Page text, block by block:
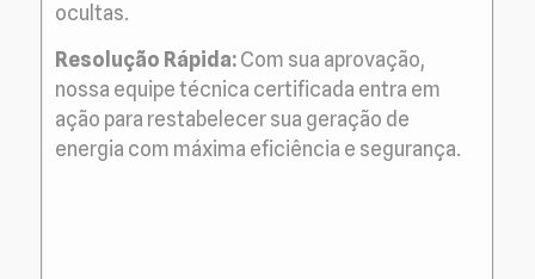
ocultas.
Resolução Rápida: Com sua aprovação,
nossa equipe técnica certificada entra em
ação para restabelecer sua geração de
energia com máxima eficiência e segurança.